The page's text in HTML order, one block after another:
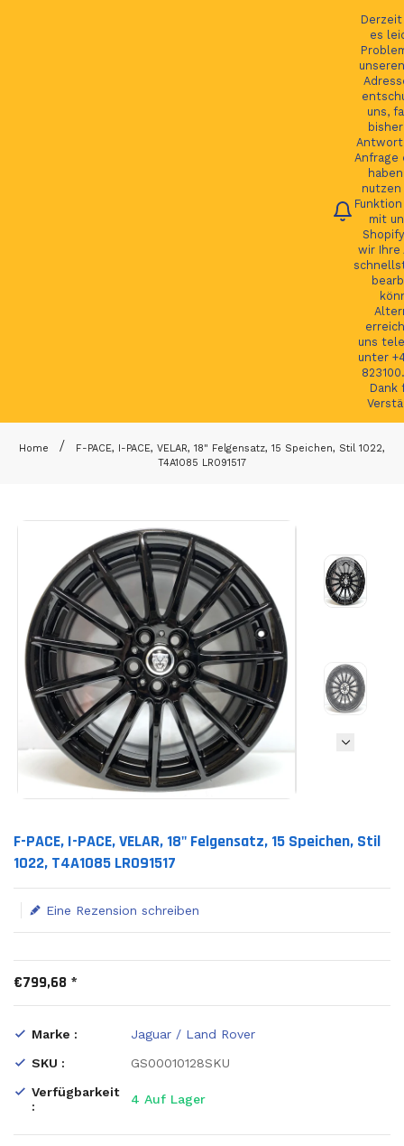
es
uns,
Antwort
Anfrage
nutzen
mit
wir Ihre
uns
unter
Dank
Home
F-PACE, I-PACE, VELAR, 18" Felgensatz, 15 Speichen, Stil 1022,
T4A1085 LR091517
F-PACE, I-PACE, VELAR, 18" Felgensatz, 15 Speichen, Stil
1022, T4A1085 LR091517
Eine Rezension schreiben
Translation missing: de.products.product.loader_label
€799,68 *
Marke :
Jaguar / Land Rover
SKU :
GS00010128SKU
Verfügbarkeit
:
4 Auf Lager